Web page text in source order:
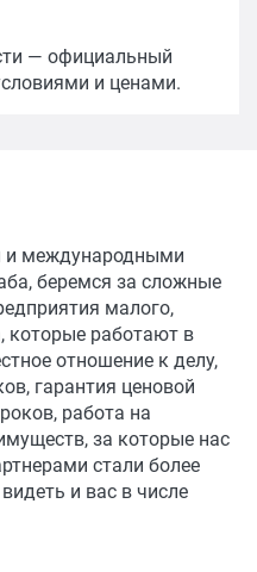
— официальный
и ценами.
и международными
беремся за сложные
малого,
которые работают в
отношение к делу,
гарантия ценовой
работа на
за которые нас
стали более
и вас в числе